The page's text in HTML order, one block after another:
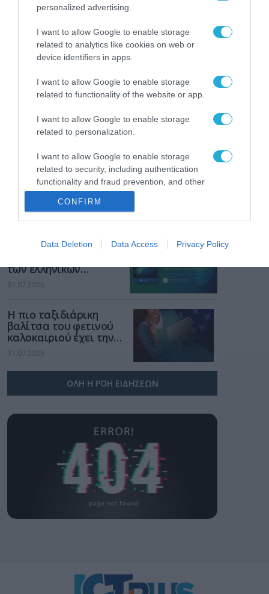
personalized advertising.
I want to allow Google to enable storage
related to analytics like cookies on web or
device identifiers in apps.
I want to allow Google to enable storage
related to functionality of the website or app.
I want to allow Google to enable storage
related to personalization.
I want to allow Google to enable storage
related to security, including authentication
functionality and fraud prevention, and other
user protection.
CONFIRM
Data Deletion Data Access Privacy Policy
ΡΟΗ ΕΙΔΗΣΕΩΝ
Το χρηματοδοτούμενο
από την ΕΕ έργο “The
Gaming Police”
ενισχύει την ασφάλεια
των παιδιών στο
διαδίκτυο
31.07.2026
για τα πρόστιμα σε
παραβάσεις που
Σ. Καλαφάτης: «Η
Τεχνητή Νοημοσύνη
δεν είναι απλώς μια
νέα τεχνολογία, είναι
μια νέα βιομηχανική
Νέος οδηγός του ΕΚΤ
των ελληνικών
επιχειρήσεων στον
χώρο της άμυνας
31.07.2026
Η πιο ταξιδιάρικη
βαλίτσα του φετινού
καλοκαιριού έχει την
υπογραφή της Xiaomi
31.07.2026
ΟΛΗ Η ΡΟΗ ΕΙΔΗΣΕΩΝ